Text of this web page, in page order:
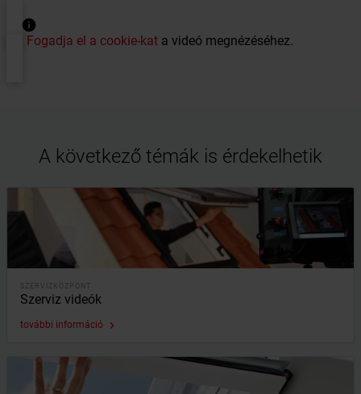
Fogadja el a cookie-kat a videó megnézéséhez.
A következő témák is érdekelhetik
SZERVIZKÖZPONT
Szerviz videók
további információ keyboard_arrow_right